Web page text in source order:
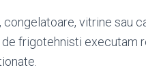
congelatoare, vitrine sau
frigotehnisti executam